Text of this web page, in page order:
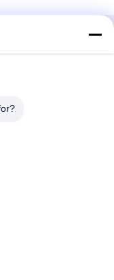
Πόλη Shenzhen,